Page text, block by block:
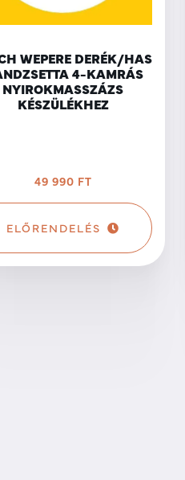
WEPERE DERÉK/HAS
4-KAMRÁS
NYIROKMASSZÁZS
KÉSZÜLÉKHEZ
49 990 FT
ELŐRENDELÉS